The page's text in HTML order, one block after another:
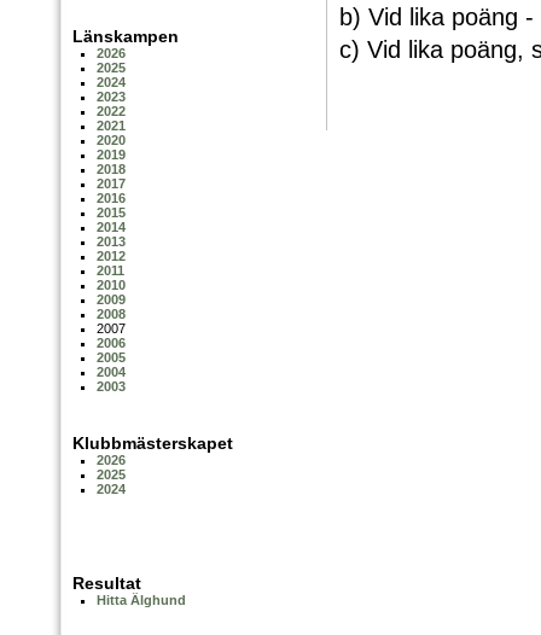
b) Vid lika poäng
c) Vid lika poäng,
Länskampen
2026
2025
2024
2023
2022
2021
2020
2019
2018
2017
2016
2015
2014
2013
2012
2011
2010
2009
2008
2007
2006
2005
2004
2003
Klubbmästerskapet
2026
2025
2024
Resultat
Hitta Älghund